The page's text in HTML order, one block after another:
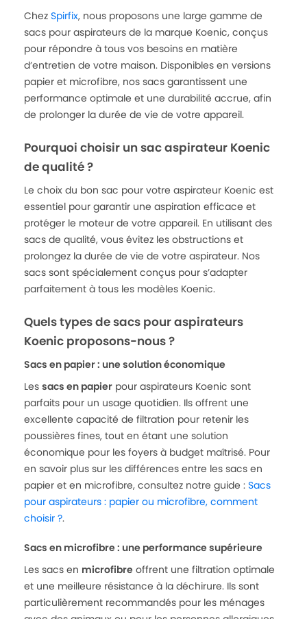
Chez Spirfix, nous proposons une large gamme de
sacs pour aspirateurs de la marque Koenic, conçus
pour répondre à tous vos besoins en matière
d’entretien de votre maison. Disponibles en versions
papier et microfibre, nos sacs garantissent une
performance optimale et une durabilité accrue, afin
de prolonger la durée de vie de votre appareil.
Pourquoi choisir un sac aspirateur Koenic
de qualité ?
Le choix du bon sac pour votre aspirateur Koenic est
essentiel pour garantir une aspiration efficace et
protéger le moteur de votre appareil. En utilisant des
sacs de qualité, vous évitez les obstructions et
prolongez la durée de vie de votre aspirateur. Nos
sacs sont spécialement conçus pour s’adapter
parfaitement à tous les modèles Koenic.
Quels types de sacs pour aspirateurs
Koenic proposons-nous ?
Sacs en papier : une solution économique
Les sacs en papier pour aspirateurs Koenic sont
parfaits pour un usage quotidien. Ils offrent une
excellente capacité de filtration pour retenir les
poussières fines, tout en étant une solution
économique pour les foyers à budget maîtrisé. Pour
en savoir plus sur les différences entre les sacs en
papier et en microfibre, consultez notre guide : Sacs
pour aspirateurs : papier ou microfibre, comment
choisir ?.
Sacs en microfibre : une performance supérieure
Les sacs en microfibre offrent une filtration optimale
et une meilleure résistance à la déchirure. Ils sont
particulièrement recommandés pour les ménages